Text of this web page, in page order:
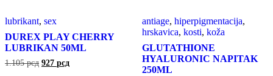
lubrikant, sex
DUREX PLAY CHERRY
LUBRIKAN 50ML
1.105рсд 927 рсд
antiage, hiperpigmentacija,
hrskavica, kosti, koža
GLUTATHIONE
HYALURONIC NAPITAK
250ML